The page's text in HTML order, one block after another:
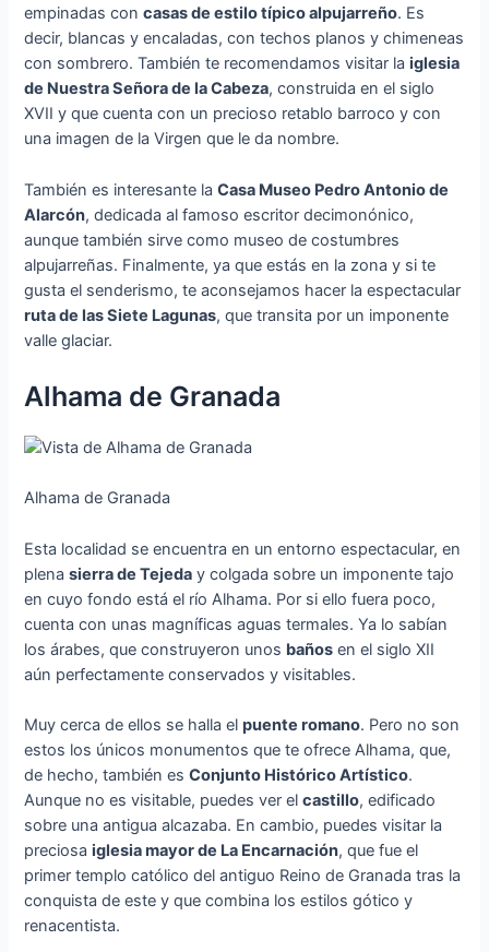
empinadas concasas de estilo típico alpujarreño. Es
decir, blancas y encaladas, con techos planos y chimeneas
con sombrero. También te recomendamos visitar laiglesia
de Nuestra Señora de la Cabeza, construida en el siglo
XVII y que cuenta con un precioso retablo barroco y con
una imagen de la Virgen que le da nombre.
También es interesante laCasa Museo Pedro Antonio de
Alarcón, dedicada al famoso escritor decimonónico,
aunque también sirve como museo de costumbres
alpujarreñas. Finalmente, ya que estás en la zona y si te
gusta el senderismo, te aconsejamos hacer la espectacular
ruta de las Siete Lagunas, que transita por un imponente
valle glaciar.
Alhama de Granada
Alhama de Granada
Esta localidad se encuentra en un entorno espectacular, en
plenasierra de Tejeda y colgada sobre un imponente tajo
en cuyo fondo está el río Alhama. Por si ello fuera poco,
cuenta con unas magníficas aguas termales. Ya lo sabían
los árabes, que construyeron unos baños en el siglo XII
aún perfectamente conservados y visitables.
Muy cerca de ellos se halla elpuente romano. Pero no son
estos los únicos monumentos que te ofrece Alhama, que,
de hecho, también esConjunto Histórico Artístico.
Aunque no es visitable, puedes ver elcastillo, edificado
sobre una antigua alcazaba. En cambio, puedes visitar la
preciosaiglesia mayor de La Encarnación, que fue el
primer templo católico del antiguo Reino de Granada tras la
conquista de este y que combina los estilos gótico y
renacentista.